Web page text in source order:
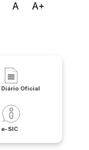
A A+
Diário Oficial
e-SIC